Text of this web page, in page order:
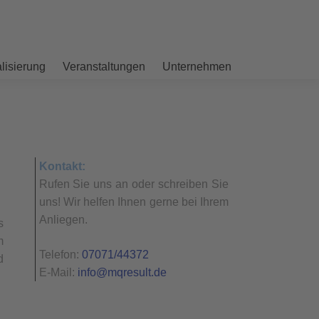
Veranstaltungen Unternehmen
Kontakt:
Rufen Sie uns an oder schreiben Sie
uns! Wir helfen Ihnen gerne bei Ihrem
Anliegen.
Telefon: 07071/44372
E-Mail: info@mqresult.de